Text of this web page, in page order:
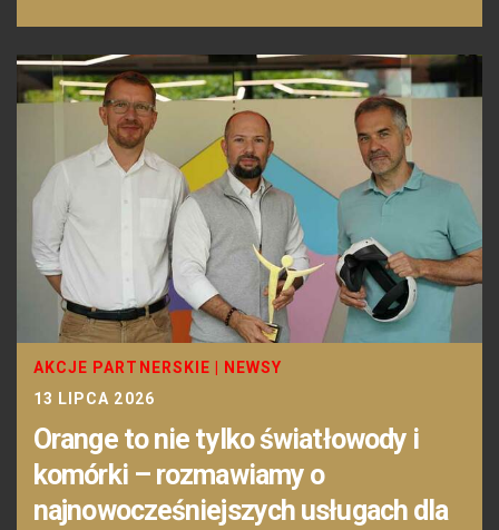
AKCJE PARTNERSKIE
NEWSY
13 LIPCA 2026
Orange to nie tylko światłowody i
komórki – rozmawiamy o
najnowocześniejszych usługach dla